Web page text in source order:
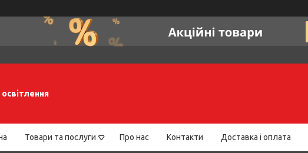
Товари та послуги Про нас Контакти Доставка і оплата